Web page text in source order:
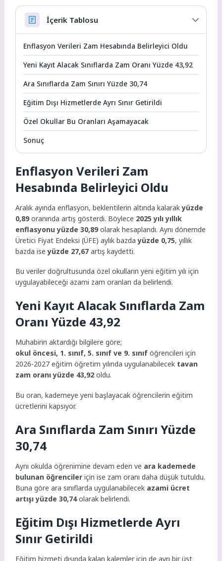
İçerik Tablosu
Enflasyon Verileri Zam Hesabında Belirleyici Oldu
Yeni Kayıt Alacak Sınıflarda Zam Oranı Yüzde 43,92
Ara Sınıflarda Zam Sınırı Yüzde 30,74
Eğitim Dışı Hizmetlerde Ayrı Sınır Getirildi
Özel Okullar Bu Oranları Aşamayacak
Sonuç
Enflasyon Verileri Zam
Hesabında Belirleyici Oldu
Aralık ayında enflasyon, beklentilerin altında kalarakyüzde
0,89oranında artış gösterdi. Böylece 2025 yılı yıllık
enflasyonu yüzde 30,89olarak hesaplandı. Aynı dönemde
Üretici Fiyat Endeksi (ÜFE) aylık bazdayüzde 0,75, yıllık
bazda iseyüzde 27,67 artış kaydetti.
Bu veriler doğrultusunda özel okulların yeni eğitim yılı için
uygulayabileceği azami zam oranları da belirlendi.
Yeni Kayıt Alacak Sınıflarda Zam
Oranı Yüzde 43,92
Muhabirin aktardığı bilgilere göre;
okul öncesi, 1. sınıf, 5. sınıf ve 9. sınıf öğrencileri için
2026-2027 eğitim öğretim yılında uygulanabilecek tavan
zam oranı yüzde 43,92 oldu.
Bu oran, kademeye yeni başlayacak öğrencilerin eğitim
ücretlerini kapsıyor.
Ara Sınıflarda Zam Sınırı Yüzde
30,74
Aynı okulda öğrenimine devam eden ve ara kademede
bulunan öğrenciler için ise zam oranı daha düşük tutuldu.
Buna göre ara sınıflarda uygulanabilecek azami ücret
artışı yüzde 30,74olarak belirlendi.
Eğitim Dışı Hizmetlerde Ayrı
Sınır Getirildi
Eğitim hizmeti dışında kalan kalemler için de ayrı bir üst